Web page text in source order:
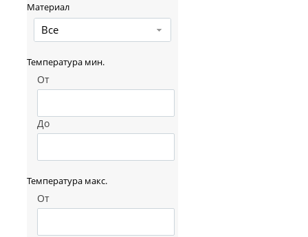
Материал
Все
Температура мин.
От
До
Температура макс.
От